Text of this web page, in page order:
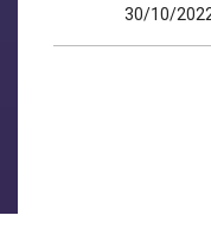
30/10/